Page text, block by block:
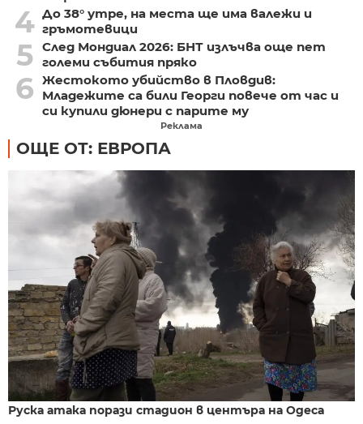
4 До 38° утре, на места ще има валежи и
гръмотевици
5 След Мондиал 2026: БНТ излъчва още пет
големи събития пряко
6 Жестокото убийство в Пловдив:
Младежите са били Георги повече от час и
си купили дюнери с парите му
Реклама
ОЩЕ ОТ: ЕВРОПА
Руска атака порази стадион в центъра на Одеса